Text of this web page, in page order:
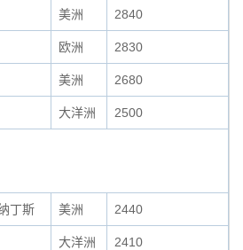
美洲 2840
欧洲 2830
美洲 2680
大洋洲 2500
丁斯 美洲 2440
大洋洲 2410